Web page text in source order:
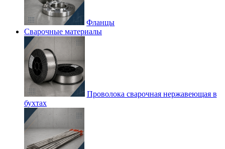
Фланцы
Сварочные материалы
Проволока сварочная нержавеющая в
бухтах